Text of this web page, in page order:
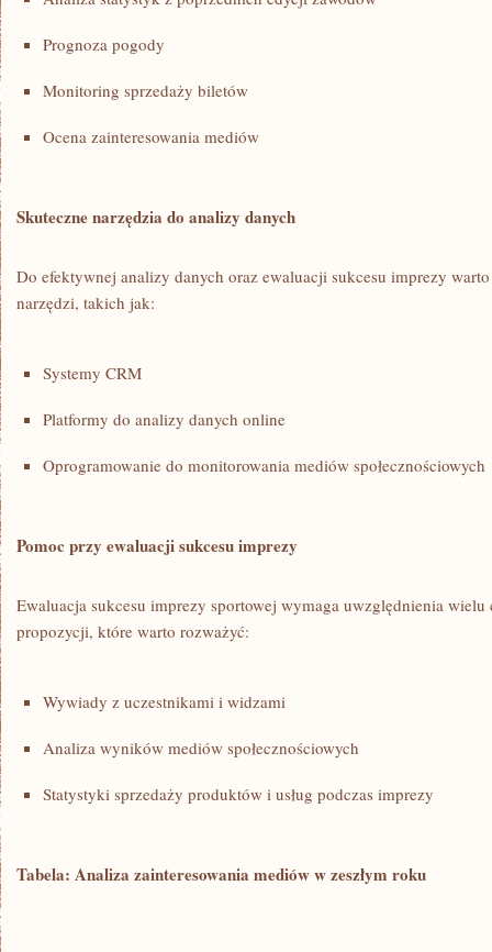
Prognoza pogody
Monitoring sprzedaży biletów
Ocena zainteresowania mediów
Skuteczne narzędzia do⁣ analizy danych
Do efektywnej analizy⁤ danych oraz ewaluacji⁤ sukcesu​ imprezy
narzędzi, takich⁣ jak:
Systemy CRM
Platformy do ⁣analizy danych online
Oprogramowanie do monitorowania mediów społecznościowych
Pomoc ⁢przy ewaluacji⁤ sukcesu imprezy
Ewaluacja sukcesu imprezy sportowej wymaga​ uwzględnienia
propozycji, które ⁤warto rozważyć:
Wywiady z​ uczestnikami i widzami
Analiza wyników mediów społecznościowych
Statystyki sprzedaży produktów i usług podczas⁣ imprezy
Tabela: Analiza zainteresowania mediów w zeszłym ​roku